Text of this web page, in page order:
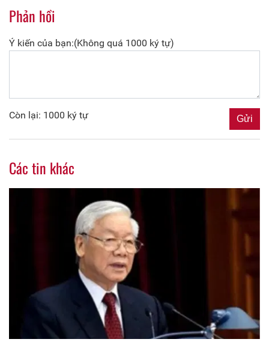
Phản hồi
Ý kiến của bạn:(Không quá 1000 ký tự)
Còn lại: 1000 ký tự
Các tin khác